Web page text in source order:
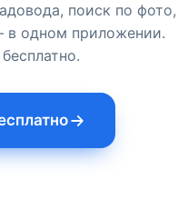
поиск по фото,
в одном приложении.